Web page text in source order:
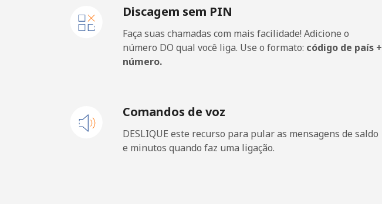
Telefone fixo
Claro Landlines ⁦11.9¢⁩
All country ⁦72.9¢⁩
Discagem sem PIN
Faça suas chamadas com mais facilidade! Adicione o
número DO qual você liga. Use o formato: código de país +
número.
Comandos de voz
DESLIQUE este recurso para pular as mensagens de saldo
e minutos quando faz uma ligação.